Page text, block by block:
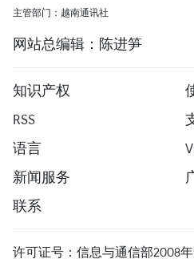
主管部门：越南通讯社
网站总编辑：陈进笋
知识产权
RSS
语言
新闻服务
联系
许可证号：信息与通信部2008年